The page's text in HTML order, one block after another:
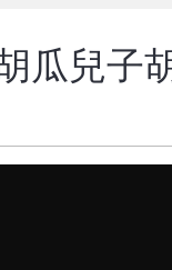
瓜兒子